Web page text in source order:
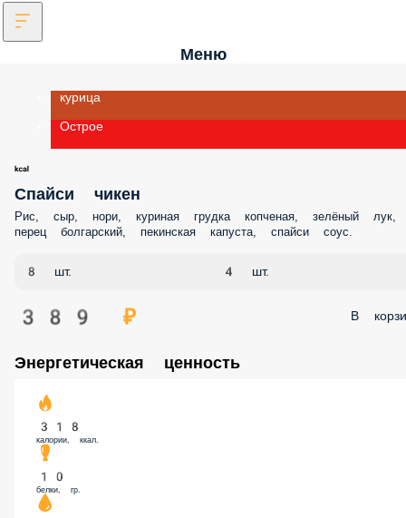
Меню
курица
Острое
Спайси чикен
Рис, сыр, нори, куриная грудка копченая, зелёный лук,
перец болгарский, пекинская капуста, спайси соус.
8 шт. 4 шт.
389 ₽ В
Энергетическая ценность
318
калории, ккал.
10
белки, гр.